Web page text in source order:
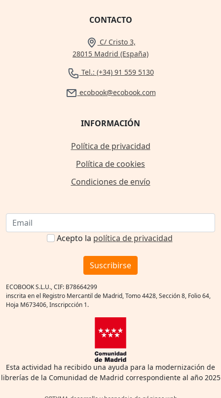
CONTACTO
C/ Cristo 3,
28015 Madrid (España)
Tel.: (+34) 91 559 5130
ecobook@ecobook.com
INFORMACIÓN
Política de privacidad
Política de cookies
Condiciones de envío
Acepto la política de privacidad
Suscribirse
ECOBOOK S.L.U., CIF: B78664299
inscrita en el Registro Mercantil de Madrid, Tomo 4428, Sección 8, Folio 64,
Hoja M673406, Inscripcción 1.
Esta actividad ha recibido una ayuda para la modernización de
librerías de la Comunidad de Madrid correspondiente al año 2025